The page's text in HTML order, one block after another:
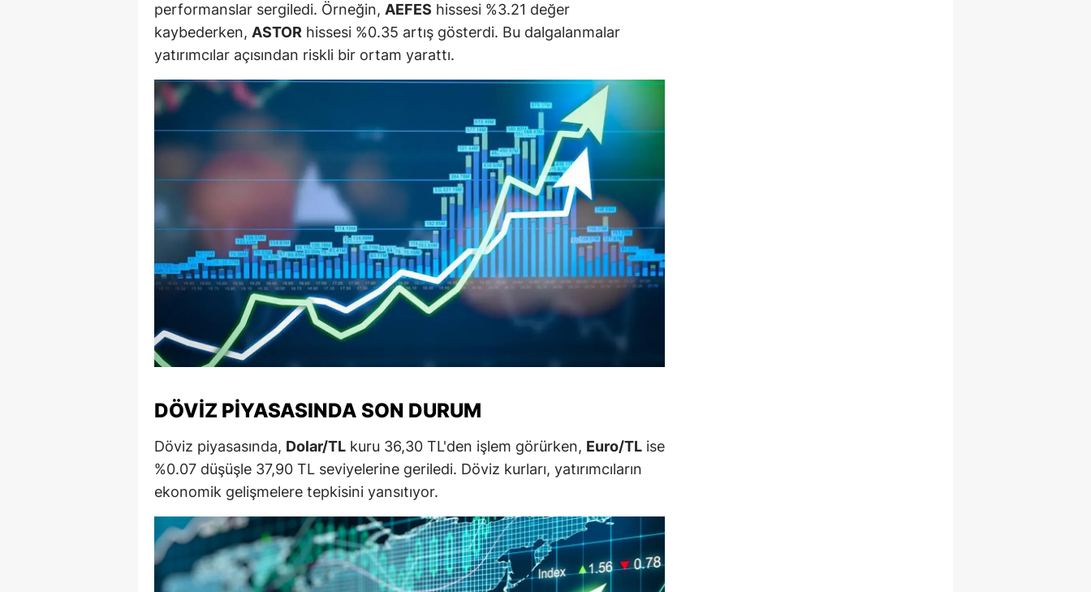
İstanbul
İzmir
Kars
Kayseri
Kırklareli
Kırşehir
Kocaeli
Konya
Kütahya
Kahramanmaraş
Mardin
Muğla
Muş
Nevşehir
Niğde
performanslar sergiledi. Örneğin, AEFES hissesi %3.21 değer
kaybederken, ASTOR hissesi %0.35 artış gösterdi. Bu dalgalanmalar
yatırımcılar açısından riskli bir ortam yarattı.
DÖVIZ PIYASASINDA SON DURUM
Döviz piyasasında, Dolar/TL kuru 36,30 TL'den işlem görürken, Euro/TL ise
%0.07 düşüşle 37,90 TL seviyelerine geriledi. Döviz kurları, yatırımcıların
ekonomik gelişmelere tepkisini yansıtıyor.